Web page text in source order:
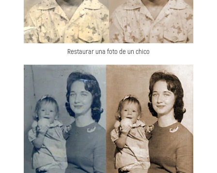
Restaurar una foto de un chico